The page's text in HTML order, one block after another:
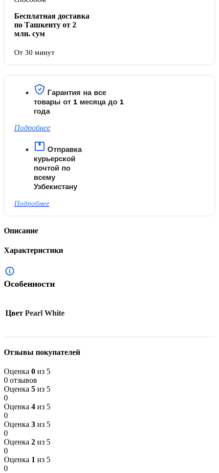
Бесплатная доставка
по Ташкенту от 2
млн. сум
От 30 минут
Гарантия на все
товары от 1 месяца до 1
года
Подробнее
Отправка
курьерской
почтой по
всему
Узбекистану
Подробнее
Описание
Характеристики
Особенности
Цвет Pearl White
Отзывы покупателей
Оценка 0 из 5
0 отзывов
Оценка 5 из 5
0
Оценка 4 из 5
0
Оценка 3 из 5
0
Оценка 2 из 5
0
Оценка 1 из 5
0